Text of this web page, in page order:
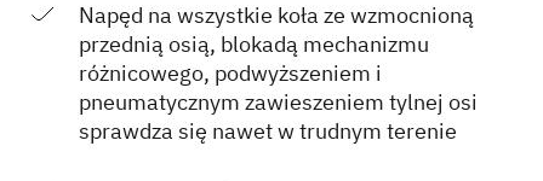
Napęd na wszystkie koła ze wzmocnioną
przednią osią, blokadą mechanizmu
różnicowego, podwyższeniem i
pneumatycznym zawieszeniem tylnej osi
sprawdza się nawet w trudnym terenie